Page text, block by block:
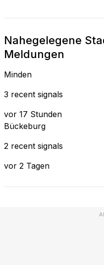
Nahegelegene
Meldungen
Minden
3 recent signals
vor 17 Stunden
Bückeburg
2 recent signals
vor 2 Tagen